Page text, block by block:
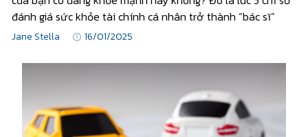
đánh giá sức khỏe tài chính cá nhân trở thành “bác sĩ”
Jane Stella 16/01/2025